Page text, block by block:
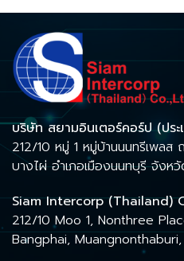
บริษัท สยามอินเตอร์คอร์ป (ประ
212/10 หมู่ 1 หมู่บ้านนนทรีเพลส
บางไผ่ อำเภอเมืองนนทบุรี จังห
Siam Intercorp (Thailand)
212/10 Moo 1, Nonthree
Bangphai,